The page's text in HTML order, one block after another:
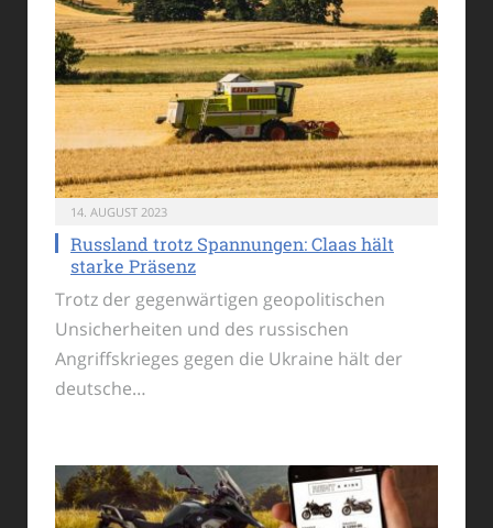
14. AUGUST 2023
Russland trotz Spannungen: Claas hält
starke Präsenz
Trotz der gegenwärtigen geopolitischen
Unsicherheiten und des russischen
Angriffskrieges gegen die Ukraine hält der
deutsche…